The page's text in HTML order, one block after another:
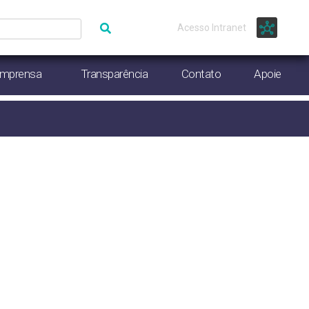
Transparência Contato Apoie
Acesso Intranet